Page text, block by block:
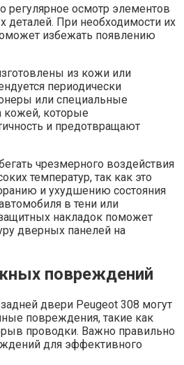
регулярное осмотр элементов
деталей. При необходимости их
избежать появлению
из кожи или
периодически
или специальные
кожей, которые
и предотвращают
чрезмерного воздействия
температур, так как это
и ухудшению состояния
в тени или
накладок поможет
дверных панелей на
повреждений
двери Peugeot 308 могут
повреждения, такие как
проводки. Важно правильно
для эффективного